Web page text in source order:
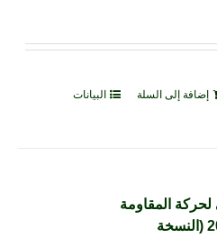
إضافة إلى السلة البيانات
المقاومة
الإسلامية (حماس) 1994-2006 (النسخة